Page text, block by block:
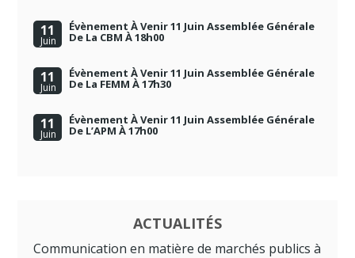
11
Juin
Évènement À Venir 11 Juin Assemblée Générale
De La CBM À 18h00
11
Juin
Évènement À Venir 11 Juin Assemblée Générale
De La FEMM À 17h30
11
Juin
Évènement À Venir 11 Juin Assemblée Générale
De L’APM À 17h00
ACTUALITÉS
Communication en matière de marchés publics à